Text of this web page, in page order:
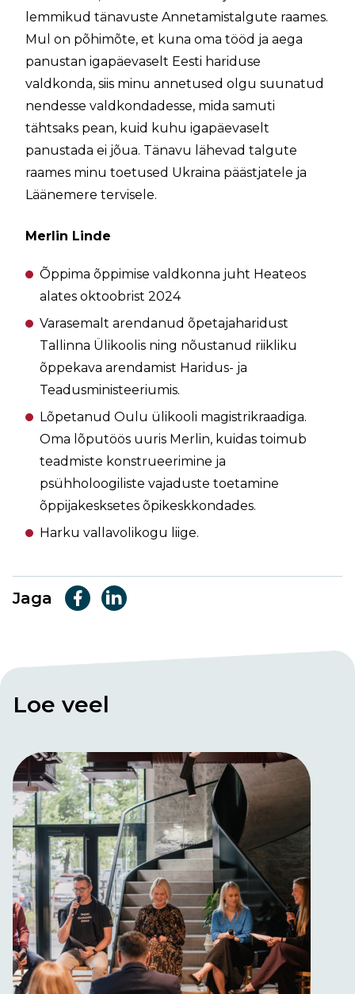
lemmikud tänavuste Annetamistalgute raames.
Mul on põhimõte, et kuna oma tööd ja aega
panustan igapäevaselt Eesti hariduse
valdkonda, siis minu annetused olgu suunatud
nendesse valdkondadesse, mida samuti
tähtsaks pean, kuid kuhu igapäevaselt
panustada ei jõua. Tänavu lähevad talgute
raames minu toetused Ukraina päästjatele ja
Läänemere tervisele.
Merlin Linde
Õppima õppimise valdkonna juht Heateos
alates oktoobrist 2024
Varasemalt arendanud õpetajaharidust
Tallinna Ülikoolis ning nõustanud riikliku
õppekava arendamist Haridus- ja
Teadusministeeriumis.
Lõpetanud Oulu ülikooli magistrikraadiga.
Oma lõputöös uuris Merlin, kuidas toimub
teadmiste konstrueerimine ja
psühholoogiliste vajaduste toetamine
õppijakesksetes õpikeskkondades.
Harku vallavolikogu liige.
Jaga
Loe veel